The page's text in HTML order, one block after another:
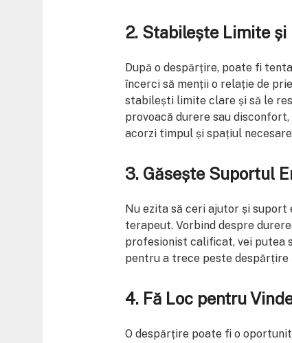
2. Stabilește Limite și
După o despărțire, poate fi
încerci să menții o relație de
stabilești limite clare și să le
provoacă durere sau
acorzi timpul și spațiul
3. Găsește Suportul
Nu ezita să ceri ajutor și
terapeut. Vorbind despre
profesionist calificat, vei putea
pentru a trece peste
4. Fă Loc pentru
O despărțire poate fi o